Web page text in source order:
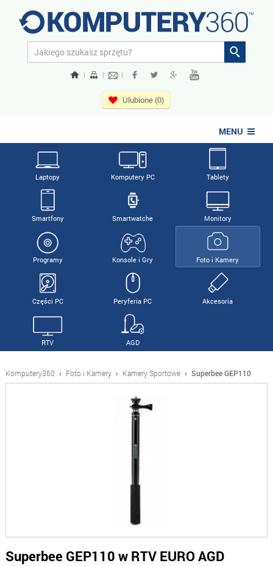
| | |
Ulubione (0)
MENU
Laptopy Komputery PC Tablety
Smartfony Smartwatche Monitory
Programy Konsole i Gry Foto i Kamery
Części PC Peryferia PC Akcesoria
RTV AGD
Komputery360 › Foto i Kamery › Kamery Sportowe › Superbee GEP110
Superbee GEP110 w RTV EURO AGD